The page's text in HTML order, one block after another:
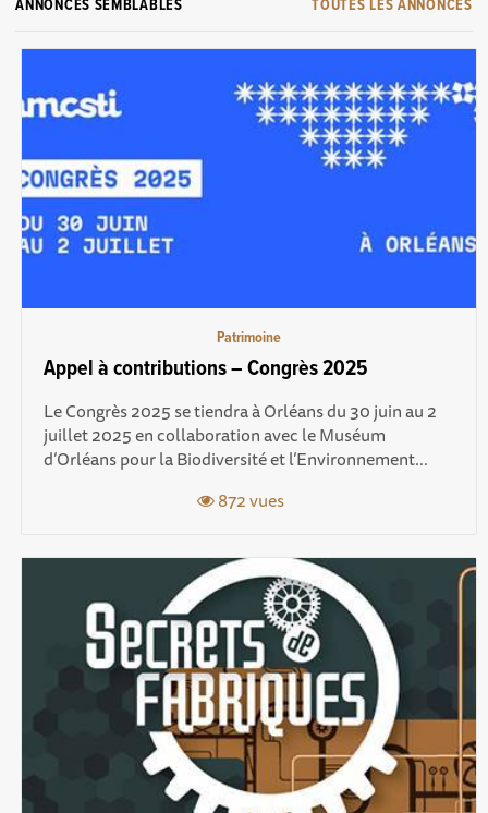
TOUTES LES ANNONCES
ANNONCES SEMBLABLES
Patrimoine
Appel à contributions – Congrès 2025
Le Congrès 2025 se tiendra à Orléans du 30 juin au 2
juillet 2025 en collaboration avec le Muséum
d’Orléans pour la Biodiversité et l’Environnement...
872 vues